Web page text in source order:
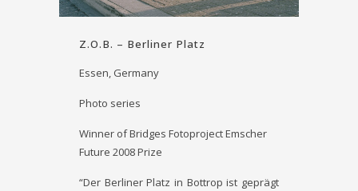
Z.O.B. – Berliner Platz
Essen, Germany
Photo series
Winner of Bridges Fotoproject Emscher
Future 2008 Prize
“Der Berliner Platz in Bottrop ist geprägt